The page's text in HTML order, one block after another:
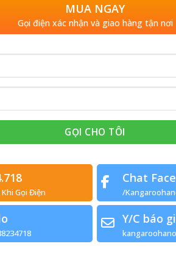
MUA NGAY
Gọi điện xác nhận và giao hàng tận nơi
Gọi Điện
Chat
/
Y/C báo